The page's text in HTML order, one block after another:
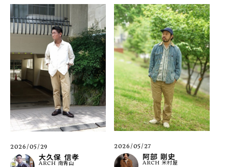
2026/05/29
大久保 信孝
ARCH 南青山
2026/05/27
阿部 剛史
ARCH 米村屋